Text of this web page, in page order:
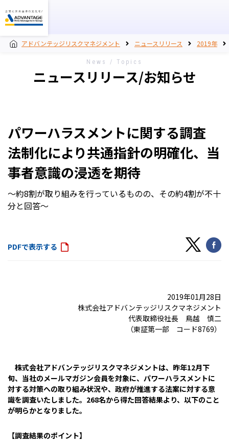
アドバンテッジリスクマネジメント ニュースリリース 2019年
News / Topics
ニュースリリース/お知らせ
パワーハラスメントに関する調査
法制化により共通指針の明確化、当
事者意識の浸透を期待
～約8割が取り組みを行っているものの、その約4割が不十
分と回答～
PDFで表示する
2019年01月28日
株式会社アドバンテッジリスクマネジメント
代表取締役社長 鳥越 慎二
（東証第一部 コード8769）
株式会社アドバンテッジリスクマネジメントは、昨年12月下
旬、当社のメールマガジン会員を対象に、パワーハラスメントに
対する対策への取り組み状況や、政府が推進する法案に対する意
識を調査いたしました。268名から得た回答結果より、以下のこと
が明らかとなりました。
【調査結果のポイント】